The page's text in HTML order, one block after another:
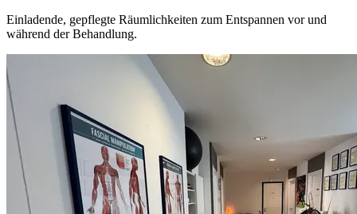
Einladende, gepflegte Räumlichkeiten zum Entspannen vor und
während der Behandlung.